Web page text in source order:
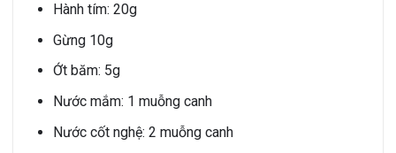
Hành tím: 20g
Gừng 10g
Ớt băm: 5g
Nước mắm: 1 muỗng canh
Nước cốt nghệ: 2 muỗng canh